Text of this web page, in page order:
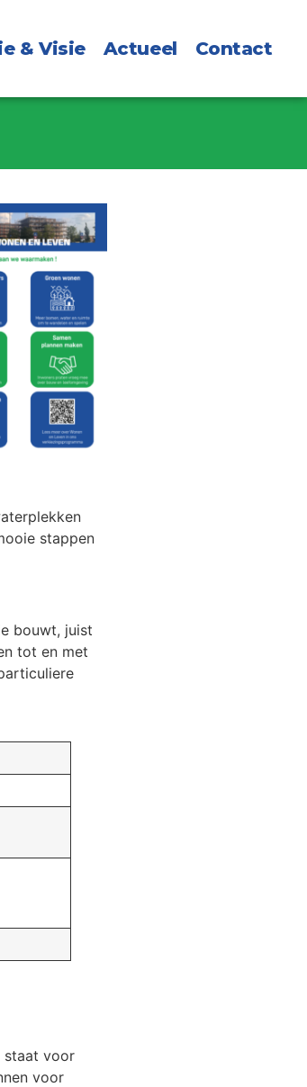
& Visie Actueel Contact
stappen
bouwt, juist
tot en met
staat voor
voor